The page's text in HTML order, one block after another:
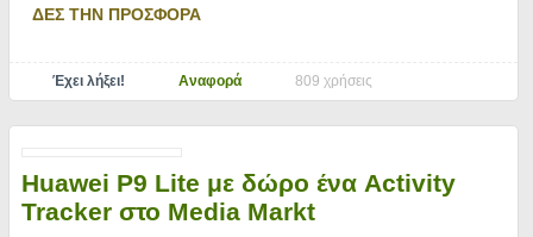
ΔΕΣ ΤΗΝ ΠΡΟΣΦΟΡΑ
Έχει λήξει! Αναφορά 809 χρήσεις
Huawei P9 Lite με δώρο ένα Activity
Tracker στο Media Markt